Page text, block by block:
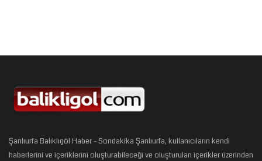
Şanlıurfa Balıklıgöl Haber - Sondakika Şanlıurfa, kullanıcıların kendi
haberlerini ve içeriklerini oluşturabileceği ve oluşturulan içerikler üzerinden